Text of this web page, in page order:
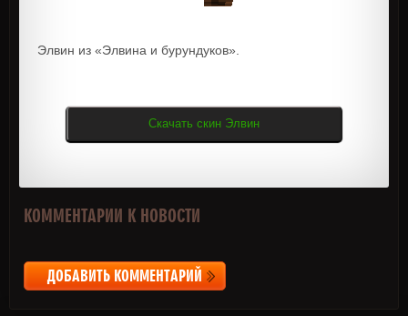
Элвин из «Элвина и бурундуков».
Скачать скин Элвин
КОММЕНТАРИИ К НОВОСТИ
ДОБАВИТЬ КОММЕНТАРИЙ